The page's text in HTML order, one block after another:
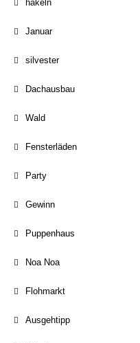
häkeln
Januar
silvester
Dachausbau
Wald
Fensterläden
Party
Gewinn
Puppenhaus
Noa Noa
Flohmarkt
Ausgehtipp